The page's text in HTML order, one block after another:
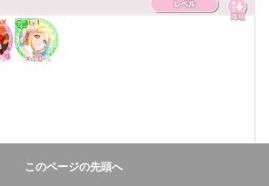
する効果（最大）: リズムアイコン29個ご
とに62%の確率で...
このページの先頭へ